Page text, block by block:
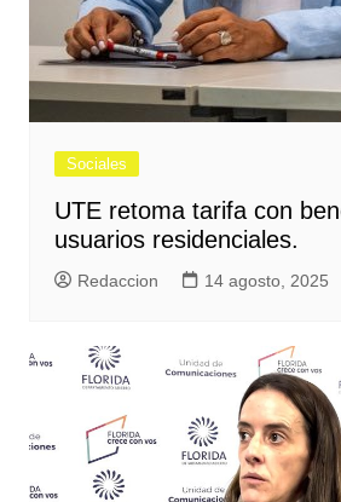
Sociales
UTE retoma tarifa con
usuarios residenciales.
Redaccion 14 agosto, 2025